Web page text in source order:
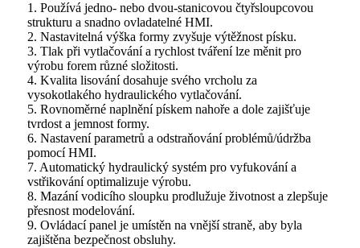
1. Používá jedno- nebo dvou-stanicovou čtyřsloupcovou
strukturu a snadno ovladatelné HMI.
2. Nastavitelná výška formy zvyšuje výtěžnost písku.
3. Tlak při vytlačování a rychlost tváření lze měnit pro
výrobu forem různé složitosti.
4. Kvalita lisování dosahuje svého vrcholu za
vysokotlakého hydraulického vytlačování.
5. Rovnoměrné naplnění pískem nahoře a dole zajišťuje
tvrdost a jemnost formy.
6. Nastavení parametrů a odstraňování problémů/údržba
pomocí HMI.
7. Automatický hydraulický systém pro vyfukování a
vstřikování optimalizuje výrobu.
8. Mazání vodicího sloupku prodlužuje životnost a zlepšuje
přesnost modelování.
9. Ovládací panel je umístěn na vnější straně, aby byla
zajištěna bezpečnost obsluhy.